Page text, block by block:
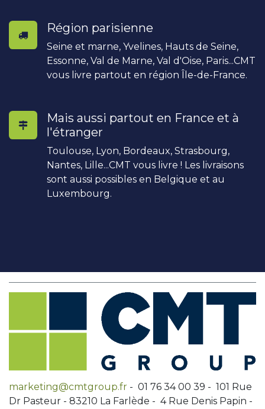
Région parisienne
Seine et marne, Yvelines, Hauts de Seine,
Essonne, Val de Marne, Val d'Oise, Paris...CMT
vous livre partout en région Île-de-France.
Mais aussi partout en France et à
l'étranger
Toulouse, Lyon, Bordeaux, Strasbourg,
Nantes, Lille...CMT vous livre ! Les livraisons
sont aussi possibles en Belgique et au
Luxembourg.
marketing@cmtgroup.fr - 01 76 34 00 39 - 101 Rue
Dr Pasteur - 83210 La Farlède - 4 Rue Denis Papin -